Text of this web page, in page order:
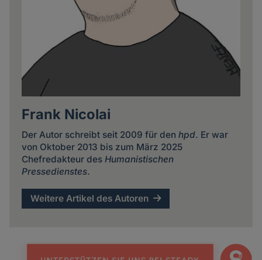
Frank Nicolai
Der Autor schreibt seit 2009 für den hpd. Er war
von Oktober 2013 bis zum März 2025
Chefredakteur des Humanistischen
Pressedienstes.
Weitere Artikel des Autoren